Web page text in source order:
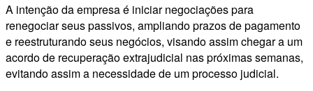
A intenção da empresa é iniciar negociações para
renegociar seus passivos, ampliando prazos de pagamento
e reestruturando seus negócios, visando assim chegar a um
acordo de recuperação extrajudicial nas próximas semanas,
evitando assim a necessidade de um processo judicial.